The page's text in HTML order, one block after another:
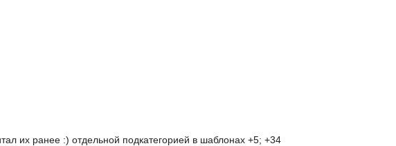
их ранее :) отдельной подкатегорией в шаблонах +5; +34